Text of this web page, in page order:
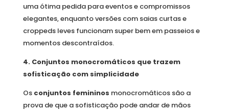
uma ótima pedida para eventos e compromissos
elegantes, enquanto versões com saias curtas e
croppeds leves funcionam super bem em passeios e
momentos descontraídos.
4. Conjuntos monocromáticos que trazem
sofisticação com simplicidade
Os conjuntos femininos monocromáticos são a
prova de que a sofisticação pode andar de mãos